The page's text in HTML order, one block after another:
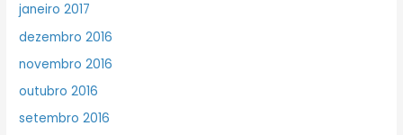
janeiro 2017
dezembro 2016
novembro 2016
outubro 2016
setembro 2016